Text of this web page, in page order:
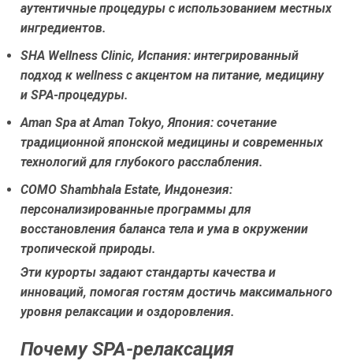
аутентичные процедуры с использованием местных
ингредиентов.
SHA Wellness Clinic, Испания: интегрированный
подход к wellness с акцентом на питание, медицину
и SPA-процедуры.
Aman Spa at Aman Tokyo, Япония: сочетание
традиционной японской медицины и современных
технологий для глубокого расслабления.
COMO Shambhala Estate, Индонезия:
персонализированные программы для
восстановления баланса тела и ума в окружении
тропической природы.
Эти курорты задают стандарты качества и
инноваций, помогая гостям достичь максимального
уровня релаксации и оздоровления.
Почему SPA-релаксация